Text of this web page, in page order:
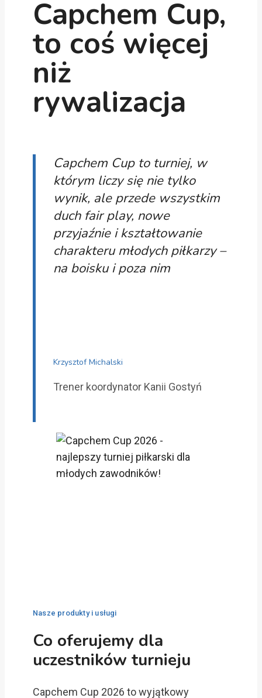
Capchem Cup,
to coś więcej
niż
rywalizacja
Capchem Cup to turniej, w
którym liczy się nie tylko
wynik, ale przede wszystkim
duch fair play, nowe
przyjaźnie i kształtowanie
charakteru młodych piłkarzy –
na boisku i poza nim
Krzysztof Michalski
Trener koordynator Kanii Gostyń
Nasze produkty i usługi
Co oferujemy dla
uczestników turnieju
Capchem Cup 2026 to wyjątkowy